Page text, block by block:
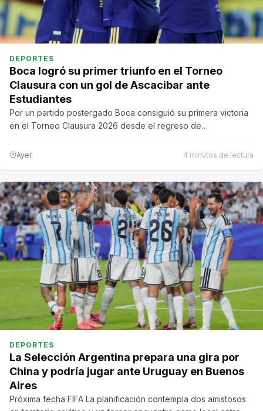
DEPORTES
Boca logró su primer triunfo en el Torneo
Clausura con un gol de Ascacibar ante
Estudiantes
Por un partido postergado Boca consiguió su primera victoria
en el Torneo Clausura 2026 desde el regreso de…
Ayer 4 minutos de lectura
DEPORTES
La Selección Argentina prepara una gira por
China y podría jugar ante Uruguay en Buenos
Aires
Próxima fecha FIFA La planificación contempla dos amistosos